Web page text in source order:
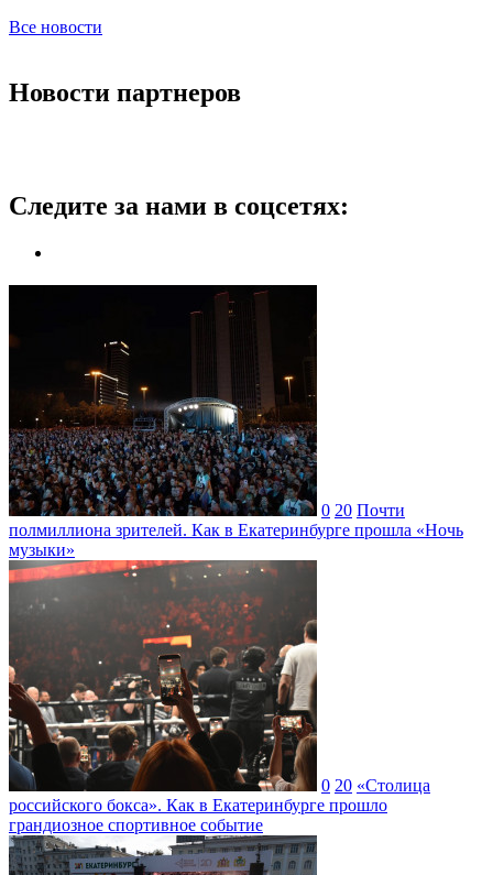
Все новости
Новости партнеров
Следите за нами в соцсетях:
0 20 Почти
полмиллиона зрителей. Как в Екатеринбурге прошла «Ночь
музыки»
0 20 «Столица
российского бокса». Как в Екатеринбурге прошло
грандиозное спортивное событие